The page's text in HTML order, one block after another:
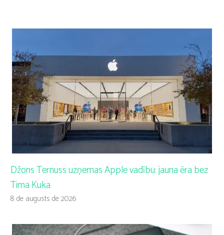
Džons Ternuss uzņemas Apple vadību: jauna ēra bez
Tima Kuka
8 de augusts de 2026